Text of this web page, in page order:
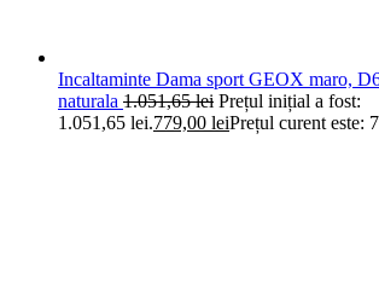
Incaltaminte Dama sport GEOX maro,
naturala 1.051,65lei Prețul inițial a fost:
1.051,65 lei.779,00 leiPrețul curent este: